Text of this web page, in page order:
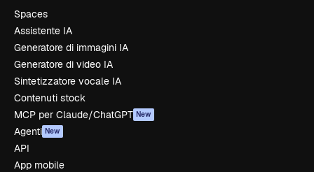
Spaces
Assistente IA
Generatore di immagini IA
Generatore di video IA
Sintetizzatore vocale IA
Contenuti stock
MCP per Claude/ChatGPT New
Agenti New
API
App mobile